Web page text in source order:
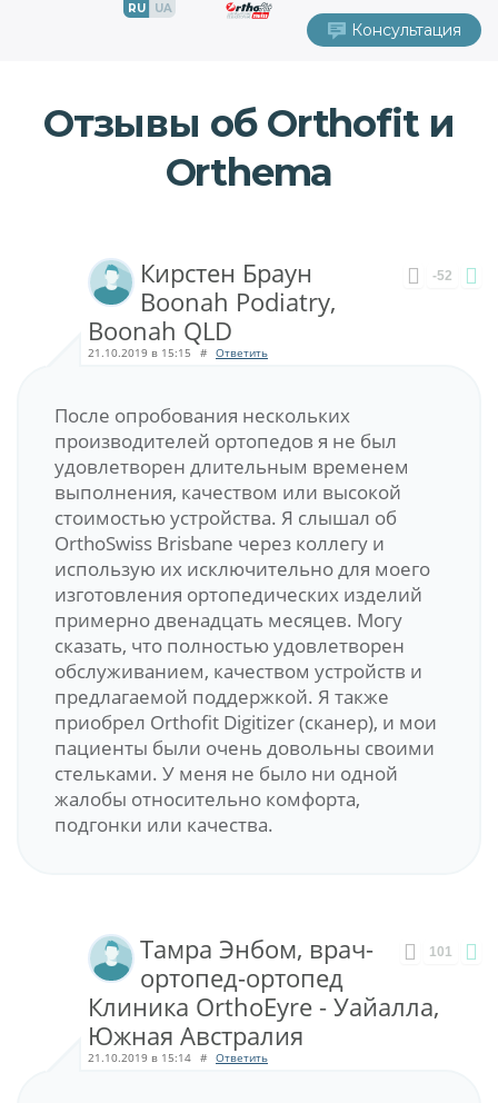
RU UA
Консультация
Отзывы об Orthofit и
Orthema
-52
Кирстен Браун
Boonah Podiatry,
Boonah QLD
21.10.2019 в 15:15 # Ответить
После опробования нескольких
производителей ортопедов я не был
удовлетворен длительным временем
выполнения, качеством или высокой
стоимостью устройства. Я слышал об
OrthoSwiss Brisbane через коллегу и
использую их исключительно для моего
изготовления ортопедических изделий
примерно двенадцать месяцев. Могу
сказать, что полностью удовлетворен
обслуживанием, качеством устройств и
предлагаемой поддержкой. Я также
приобрел Orthofit Digitizer (сканер), и мои
пациенты были очень довольны своими
стельками. У меня не было ни одной
жалобы относительно комфорта,
подгонки или качества.
101
Тамра Энбом, врач-
ортопед-ортопед
Клиника OrthoEyre - Уайалла,
Южная Австралия
21.10.2019 в 15:14 # Ответить